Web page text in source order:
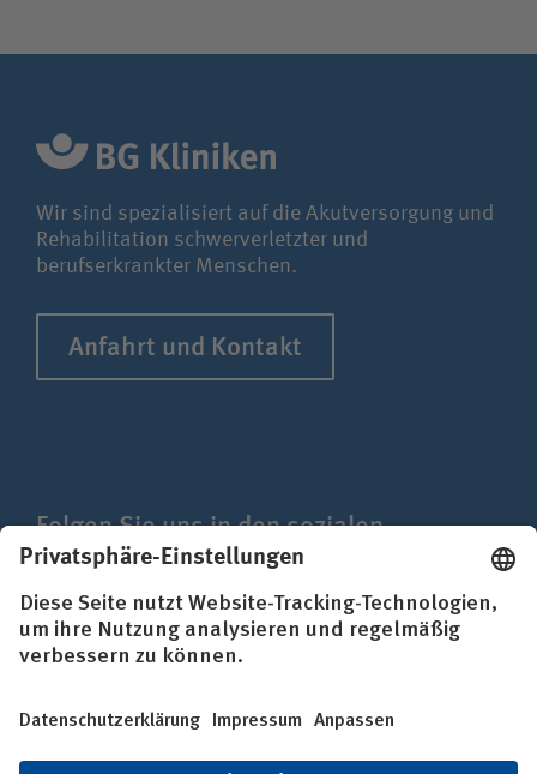
Wir sind spezialisiert auf die Akutversorgung und
Rehabilitation schwerverletzter und
berufserkrankter Menschen.
Anfahrt und Kontakt
Folgen Sie uns in den sozialen
Netzwerken
Impressum Datenschutz